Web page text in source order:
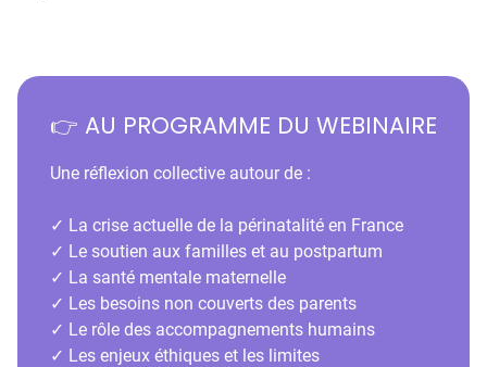
👉 AU PROGRAMME DU WEBINAIRE
Une réflexion collective autour de :
✓ La crise actuelle de la périnatalité en France
✓ Le soutien aux familles et au postpartum
✓ La santé mentale maternelle
✓ Les besoins non couverts des parents
✓ Le rôle des accompagnements humains
✓ Les enjeux éthiques et les limites